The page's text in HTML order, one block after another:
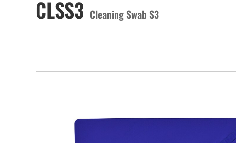
CLSS3 Cleaning Swab S3